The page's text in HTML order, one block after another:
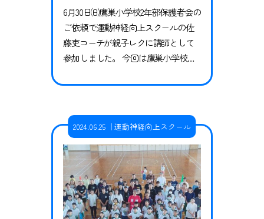
6月30日㈰鷹巣小学校2年部保護者会の
ご依頼で運動神経向上スクールの佐
藤吏コーチが親子レクに講師として
参加しました。 今回は鷹巣小学校２
ご参加いただきました。 前半では子
代の子供達を取り巻く環境の違いに
ついての講義を行い、その中で様々
な動きに子ども達と保護者の方に挑
戦してもらいました。 後半は子ども
達と大人の対抗ゲームや様々な遊び…
2024.06.25 運動神経向上スクール